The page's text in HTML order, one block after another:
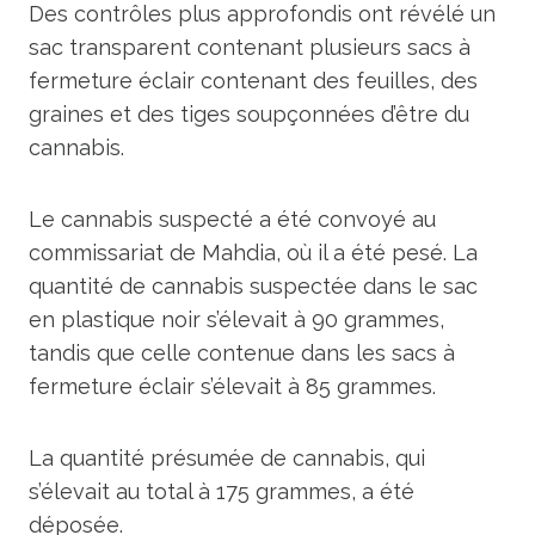
Des contrôles plus approfondis ont révélé un
sac transparent contenant plusieurs sacs à
fermeture éclair contenant des feuilles, des
graines et des tiges soupçonnées d’être du
cannabis.
Le cannabis suspecté a été convoyé au
commissariat de Mahdia, où il a été pesé. La
quantité de cannabis suspectée dans le sac
en plastique noir s’élevait à 90 grammes,
tandis que celle contenue dans les sacs à
fermeture éclair s’élevait à 85 grammes.
La quantité présumée de cannabis, qui
s’élevait au total à 175 grammes, a été
déposée.